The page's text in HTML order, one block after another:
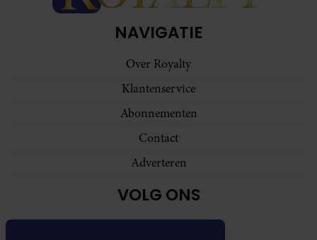
NAVIGATIE
Over Royalty
Klantenservice
Abonnementen
Contact
Adverteren
VOLG ONS